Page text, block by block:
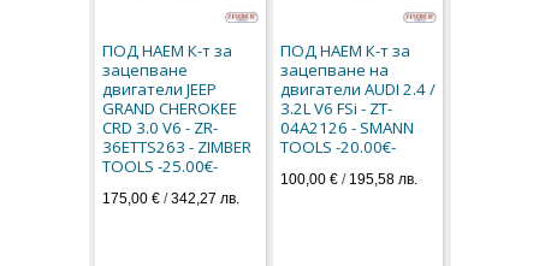
ПОД НАЕМ К-т за
зацепване
двигатели JEEP
GRAND CHEROKEE
CRD 3.0 V6 - ZR-
36ETTS263 - ZIMBER
TOOLS -25.00€-
175,00 € /342,27 лв.
ПОД НАЕМ К-т за
зацепване на
двигатели AUDI 2.4 /
3.2L V6 FSi - ZT-
04A2126 - SMANN
TOOLS -20.00€-
100,00 €/ 195,58 лв.